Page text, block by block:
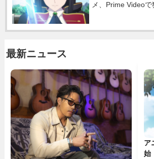
メ、Prime Videoで
最新ニュース
ア
始